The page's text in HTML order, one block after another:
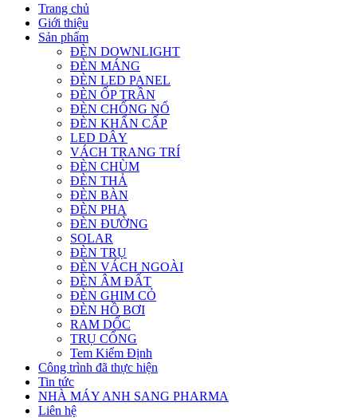
Trang chủ
Giới thiệu
Sản phẩm
ĐÈN DOWNLIGHT
ĐÈN MÁNG
ĐÈN LED PANEL
ĐÈN ỐP TRẦN
ĐÈN CHỐNG NỔ
ĐÈN KHẨN CẤP
LED DÂY
VÁCH TRANG TRÍ
ĐÈN CHÙM
ĐÈN THẢ
ĐÈN BÀN
ĐÈN PHA
ĐÈN ĐƯỜNG
SOLAR
ĐÈN TRỤ
ĐÈN VÁCH NGOÀI
ĐÈN ÂM ĐẤT
ĐÈN GHIM CỎ
ĐÈN HỒ BƠI
RAM DỐC
TRỤ CỔNG
Tem Kiểm Định
Công trình đã thực hiện
Tin tức
NHÀ MÁY ANH SANG PHARMA
Liên hệ